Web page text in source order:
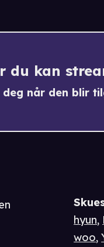
du kan
når den blir
hyun,
woo,